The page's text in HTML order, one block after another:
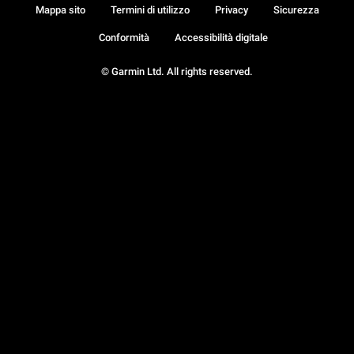
© Garmin Ltd. All rights reserved.
Mappa sito Termini di utilizzo Privacy Sicurezza
Conformità Accessibilità digitale